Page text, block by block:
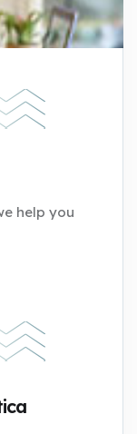
help you